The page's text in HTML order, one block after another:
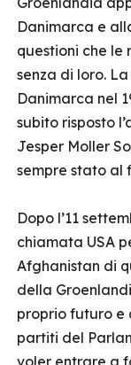
Danimarca e
questioni che le
senza di loro.
Danimarca nel
subito risposto
Jesper Moller
sempre stato al
Dopo l’11
chiamata USA
Afghanistan di
della
proprio futuro e
partiti del
voler entrare a